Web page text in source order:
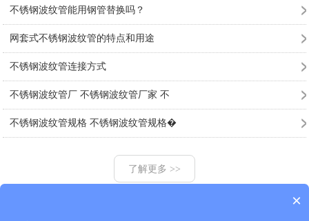
不锈钢波纹管能用钢管替换吗？
网套式不锈钢波纹管的特点和用途
不锈钢波纹管连接方式
不锈钢波纹管厂 不锈钢波纹管厂家 不
不锈钢波纹管规格 不锈钢波纹管规格�
了解更多 >>
×